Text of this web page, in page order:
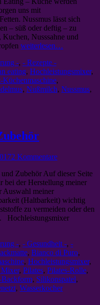
uns mit
Nussmus lässt sich
– süß oder deftig – zu
Nusssahne und
weiterlesen…
-, - Rezepte -
eating, Hochleistungsmixer,
Küchenmaschine,
, Nußmilch, Nussmus,
2 Kommentare
Zubehör Auf dieser Seite
bei der Herstellung meiner
Auswahl meiner
(Haltbarkeit) wichtig
zu vermeiden oder den
Hochleistungsmixer
-, - Gesundheit -, -
, Bianco di Puro,
, Hochleistungsmixer,
Mixer, Pilates, Pilates-Rolle,
, Silikonspatel,
, Wasserkocher